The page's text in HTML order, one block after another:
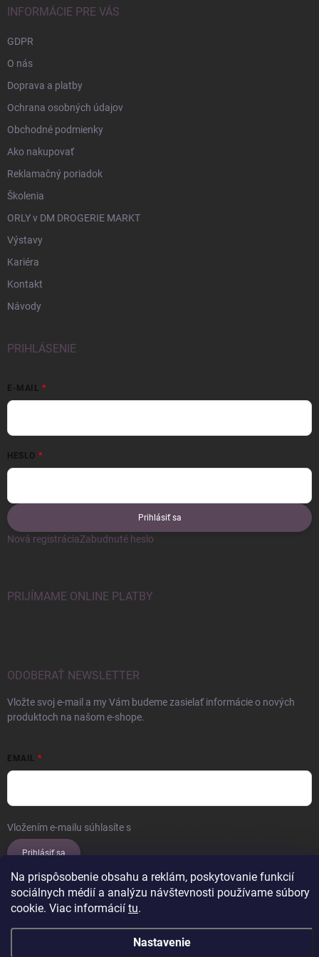
Na prispôsobenie obsahu a reklám, poskytovanie funkcií
sociálnych médií a analýzu návštevnosti používame súbory
cookie. Viac informácií tu.
Nastavenie
INFORMÁCIE PRE VÁS
GDPR
O nás
Doprava a platby
Ochrana osobných údajov
Obchodné podmienky
Ako nakupovať
Reklamačný poriadok
Školenia
ORLY v DM DROGERIE MARKT
Výstavy
Kariéra
Kontakt
Návody
PRIHLÁSENIE
E-MAIL
HESLO
Prihlásiť sa
Nová registráciaZabudnuté heslo
PRIJÍMAME ONLINE PLATBY
ODOBERAŤ NEWSLETTER
Vložte svoj e-mail a my Vám budeme zasielať informácie o nových
produktoch na našom e-shope.
EMAIL
Vložením e-mailu súhlasíte s
Prihlásiť sa
cookies